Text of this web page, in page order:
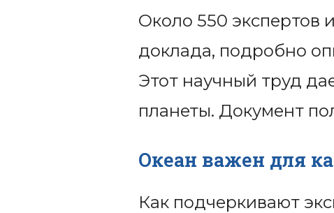
Около 550 экспертов
доклада, подробно
Этот научный труд
планеты. Документ
Океан важен для
Как подчеркивают